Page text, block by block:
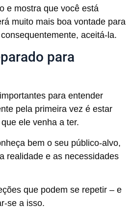
e mostra que você está
muito mais boa vontade para
aceitá-la.
para
para entender
pela primeira vez é estar
ele venha a ter.
bem o seu público-alvo,
realidade e as necessidades
que podem se repetir – e
se a isso.